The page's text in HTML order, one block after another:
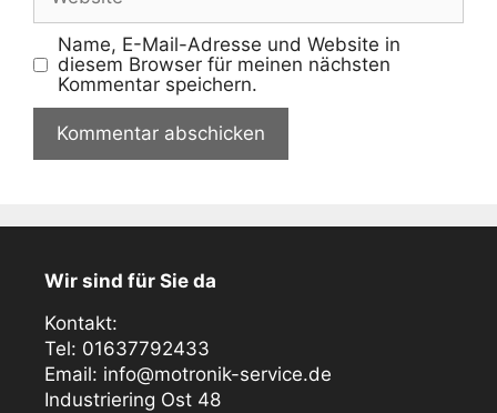
Name, E-Mail-Adresse und Website in
diesem Browser für meinen nächsten
Kommentar speichern.
Wir sind für Sie da
Kontakt:
Tel: 01637792433
Email: info@motronik-service.de
Industriering Ost 48